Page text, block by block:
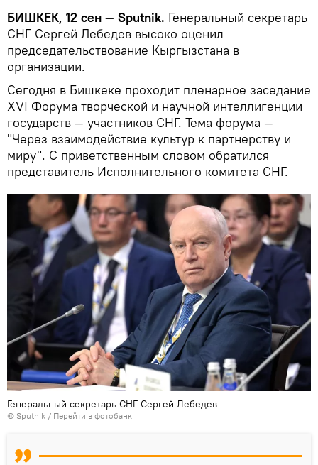
БИШКЕК, 12 сен — Sputnik. Генеральный секретарь
СНГ Сергей Лебедев высоко оценил
председательствование Кыргызстана в
организации.
Сегодня в Бишкеке проходит пленарное заседание
XVI Форума творческой и научной интеллигенции
государств — участников СНГ. Тема форума —
"Через взаимодействие культур к партнерству и
миру". С приветственным словом обратился
представитель Исполнительного комитета СНГ.
Генеральный секретарь СНГ Сергей Лебедев
© Sputnik / Перейти в фотобанк